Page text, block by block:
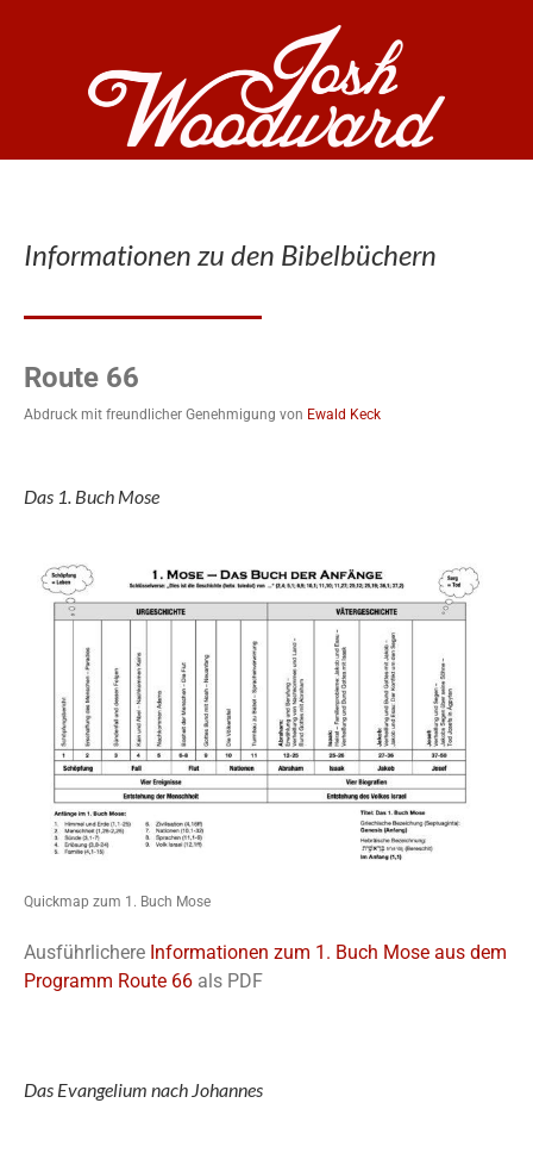
Informationen zu den Bibelbüchern
Route 66
Abdruck mit freundlicher Genehmigung von Ewald Keck
Das 1. Buch Mose
Quickmap zum 1. Buch Mose
Ausführlichere Informationen zum 1. Buch Mose aus dem
Programm Route 66 als PDF
Das Evangelium nach Johannes